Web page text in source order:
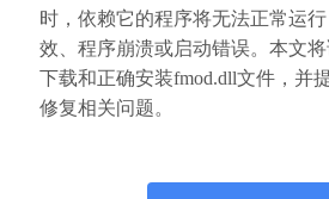
时，依赖它的程序将无法正常运
效、程序崩溃或启动错误。本文
下载和正确安装fmod.dll文件，并
修复相关问题。